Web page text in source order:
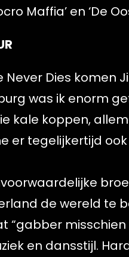
Maffia’ en ‘De
Never Dies komen
was ik enorm
kale koppen,
er tegelijkertijd
de wereld te
“gabber
en dansstijl.